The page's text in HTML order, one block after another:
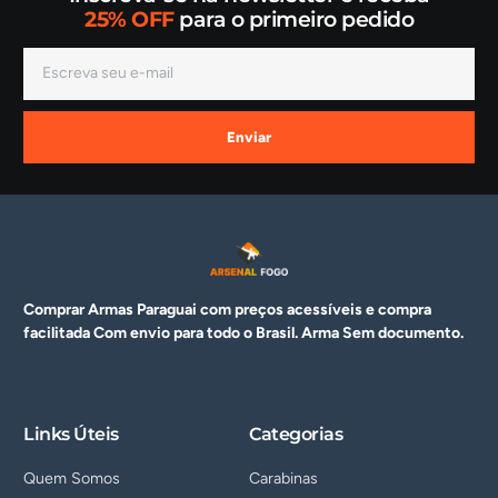
25% OFFpara o primeiro pedido
Enviar
Comprar Armas Paraguai com preços acessíveis e compra
facilitada Com envio para todo o Brasil. ArmaSem documento.
Links Úteis
Quem Somos
Categorias
Carabinas